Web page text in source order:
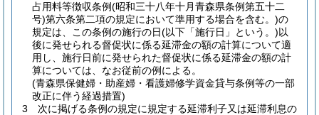
占用料等徴収条例(昭和三十八年十月青森県条例第五十二
号)第六条第二項の規定において準用する場合を含む。)の
規定は、この条例の施行の日(以下「施行日」という。)以
後に発せられる督促状に係る延滞金の額の計算について適
用し、施行日前に発せられた督促状に係る延滞金の額の計
算については、なお従前の例による。
(青森県保健婦・助産婦・看護婦修学資金貸与条例等の一部
改正に伴う経過措置)
3
次に掲げる条例の規定に規定する延滞利子又は延滞利息の